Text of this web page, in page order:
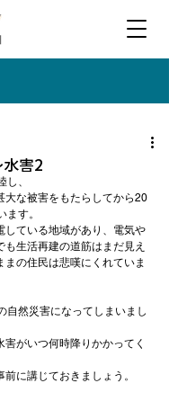
害2
、
大な被害をもたらしてから20
ます。
している地域があり、電気や
生活再建の道筋はまだ見え
の住民は悲嘆にくれていま
自然災害になってしまいまし
害がいつ何時降りかかってく
に講じておきましょう。